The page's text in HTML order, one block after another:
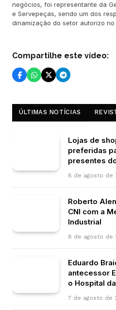
negócios, foi representante da
e Servepeças, sendo um dos
dinamização do setor autorizo
Compartilhe este vídeo:
ÚLTIMAS NOTÍCIAS
Lojas de
preferidas
presentes
8 de agosto de
Roberto
CNI com a
Industrial
8 de agosto de
Eduardo
antecessor
o Hospital
7 de agosto de